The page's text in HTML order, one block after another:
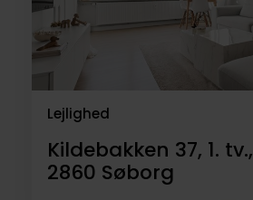
Lejlighed
Kildebakken 37, 1. tv.,
2860 Søborg